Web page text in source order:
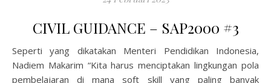
CIVIL GUIDANCE – SAP2000 #3
Seperti yang dikatakan Menteri Pendidikan Indonesia,
Nadiem Makarim “Kita harus menciptakan lingkungan pola
pembelajaran di mana soft skill yang paling banyak